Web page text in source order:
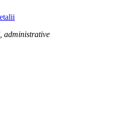
administrative